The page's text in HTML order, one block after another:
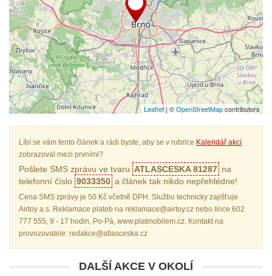
Leaflet| ©OpenStreetMapcontributors
Líbí se vám tento článek a rádi byste, aby se v rubrice Kalendář akcí
zobrazoval mezi prvními?
Pošlete SMS zprávu ve tvaru ATLASCESKA 81287 na
telefonní číslo 9033350 a článek tak nikdo nepřehlédne!
Cena SMS zprávy je 50 Kč včetně DPH. Službu technicky zajišťuje
Airtoy a.s. Reklamace plateb na reklamace@airtoy.cz nebo lince 602
777 555, 9 - 17 hodin, Po-Pá, www.platmobilem.cz. Kontakt na
provozovatele: redakce@atlasceska.cz
DALŠÍ AKCE V OKOLÍ